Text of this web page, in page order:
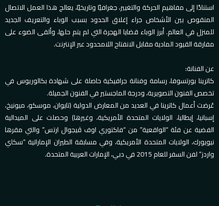
استنادًا إلى مفاهيم الحركة والتغيير، جغرافيًا وتاريخيًا، يعالج هذا العمل الاتصال
المنقوص بين الأشخاص جراء إغلاق الحدود بسبب الوباء والتعريف الجديد
للمنزل في العالم. أبرز الوباء قضايا الهجرة التي لم يتم حلها، وألقى الضوء على
مفارقة القيود المادية مقابل الانفتاح اللامحدود عبر الإنترنت.
عن الفنانة:
كاترينا بورتسوفا، رسامة وفنانة جرافيكية حاصلة على شهادة بكالوريوس في
تخصص الفنون التصويرية، ودرجة الماجستير في الفنون الجميلة.
عُرضت أعمال كاترينا في العديد من المعارض الدولية (تايوان، موسكو، ميونيخ،
إسبانيا، إيطاليا، الولايات المتحدة الأمريكية، وغيرها) وحصلت على الميدالية
الفضية عن فئة “الواقعية” من “فاكتوري اوف ڤيجوال ارتس” والتي مقرها
نيويورك، الولايات المتحدة الأمريكية، وفي مسابقة الطيران الإماراتية “سكاي
واردز” لفن السفر للعام 2015 في دبي، الإمارات العربية المتحدة.